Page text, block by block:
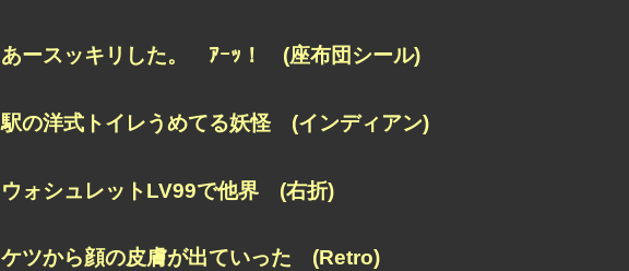
あースッキリした。 ｱｰｯ！ (座布団シール)
駅の洋式トイレうめてる妖怪 (インディアン)
ウォシュレットLV99で他界 (右折)
ケツから顔の皮膚が出ていった (Retro)